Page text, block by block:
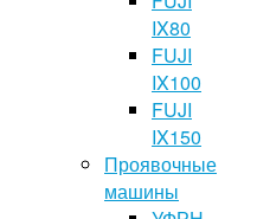
IX80
FUJI
IX100
FUJI
IX150
Проявочные
машины